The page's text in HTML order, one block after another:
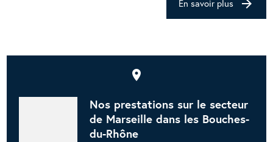
En savoir plus arrow_forward
place
Nos prestations sur le secteur
de Marseille dans les Bouches-
du-Rhône